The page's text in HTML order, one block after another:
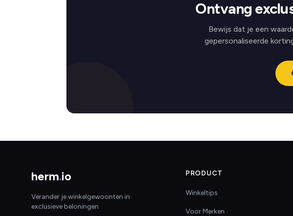
Ontvang
Bewijs dat je een
gepersonaliseerde
herm.io
Verander je winkelgewoonten in
exclusieve beloningen
PRODUCT
Winkeltips
Voor Merken